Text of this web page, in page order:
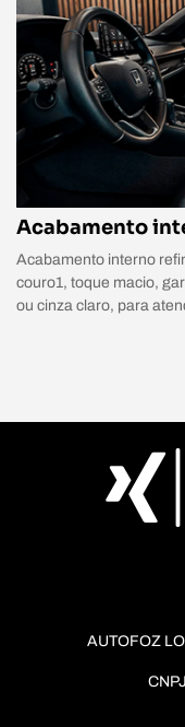
Acabamento
Acabamento interno
couro1, toque macio,
ou cinza claro, para
AUTOFOZ